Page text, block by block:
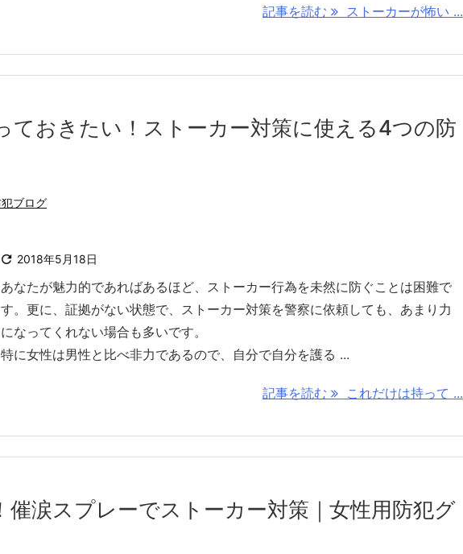
記事を読む ストーカーが怖い ...
ておきたい！ストーカー対策に使える4つの防
ブログ
 2018年5月18日
あなたが魅力的であればあるほど、ストーカー行為を未然に防ぐことは困難で
す。更に、証拠がない状態で、ストーカー対策を警察に依頼しても、あまり力
になってくれない場合も多いです。
特に女性は男性と比べ非力であるので、自分で自分を護る ...
記事を読む これだけは持って ...
催涙スプレーでストーカー対策｜女性用防犯グ